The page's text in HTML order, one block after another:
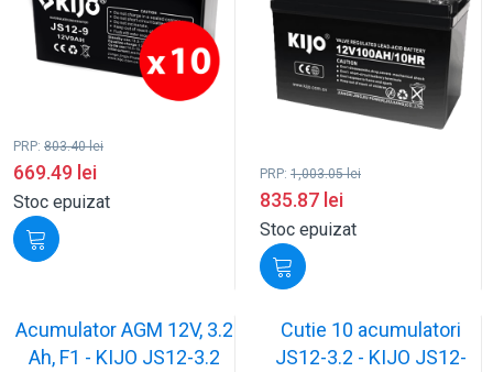
PRP: 803.40lei
669.49 lei
Stoc epuizat
PRP: 1,003.05lei
835.87 lei
Stoc epuizat
Acumulator AGM 12V, 3.2
Ah, F1 - KIJO JS12-3.2
Cutie 10 acumulatori
JS12-3.2 - KIJO JS12-